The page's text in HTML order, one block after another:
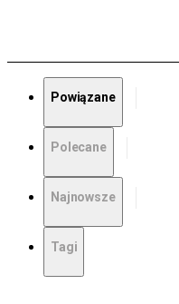
Powiązane
Polecane
Najnowsze
Tagi